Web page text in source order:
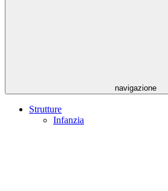
navigazione
Strutture
Infanzia